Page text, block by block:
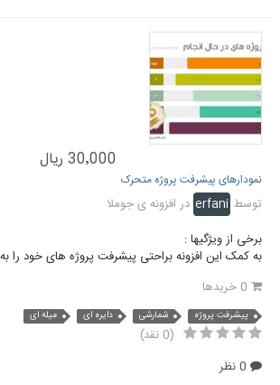
30٬000 ریال
نمودارهای پیشرفت پروژه متحرک
توسط erfani در افزونه ی جوملا
برخی از ویژگیها :
به کمک این افزونه براحتی پیشرفت پروژه های خود را
پیشرفت پروژه شمارشی دایره ای میله ای
(0 نقد)